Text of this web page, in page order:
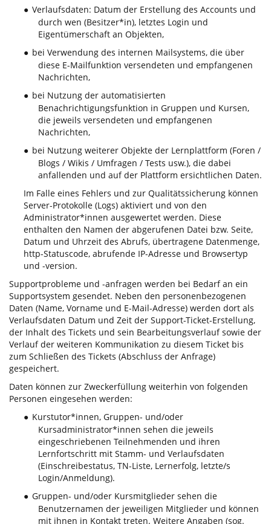
● Verlaufsdaten: Datum der Erstellung des Accounts und
durch wen (Besitzer*in), letztes Login und
Eigentümerschaft an Objekten,
● bei Verwendung des internen Mailsystems, die über
diese E-Mailfunktion versendeten und empfangenen
Nachrichten,
● bei Nutzung der automatisierten
Benachrichtigungsfunktion in Gruppen und Kursen,
die jeweils versendeten und empfangenen
Nachrichten,
● bei Nutzung weiterer Objekte der Lernplattform (Foren /
Blogs / Wikis / Umfragen / Tests usw.), die dabei
anfallenden und auf der Plattform ersichtlichen Daten.
Im Falle eines Fehlers und zur Qualitätssicherung können
Server-Protokolle (Logs) aktiviert und von den
Administrator*innen ausgewertet werden. Diese
enthalten den Namen der abgerufenen Datei bzw. Seite,
Datum und Uhrzeit des Abrufs, übertragene Datenmenge,
http-Statuscode, abrufende IP-Adresse und Browsertyp
und -version.
Supportprobleme und -anfragen werden bei Bedarf an ein
Supportsystem gesendet. Neben den personenbezogenen
Daten (Name, Vorname und E-Mail-Adresse) werden dort als
Verlaufsdaten Datum und Zeit der Support-Ticket-Erstellung,
der Inhalt des Tickets und sein Bearbeitungsverlauf sowie der
Verlauf der weiteren Kommunikation zu diesem Ticket bis
zum Schließen des Tickets (Abschluss der Anfrage)
gespeichert.
Daten können zur Zweckerfüllung weiterhin von folgenden
Personen eingesehen werden:
● Kurstutor*innen, Gruppen- und/oder
Kursadministrator*innen sehen die jeweils
eingeschriebenen Teilnehmenden und ihren
Lernfortschritt mit Stamm- und Verlaufsdaten
(Einschreibestatus, TN-Liste, Lernerfolg, letzte/s
Login/Anmeldung).
● Gruppen- und/oder Kursmitglieder sehen die
Benutzernamen der jeweiligen Mitglieder und können
mit ihnen in Kontakt treten. Weitere Angaben (sog.